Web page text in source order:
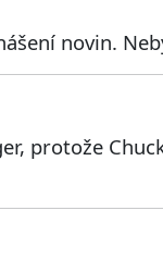
novin.
protože